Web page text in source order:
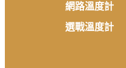
網路溫度計
選戰溫度計